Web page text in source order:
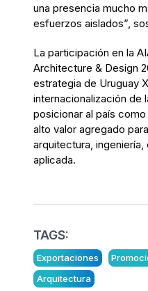
una presencia mucho
esfuerzos aislados”,
La participación en la
Architecture & Design
estrategia de Uruguay
internacionalización de
posicionar al país
alto valor agregado
arquitectura,
aplicada.
TAGS:
Exportaciones
Arquitectura